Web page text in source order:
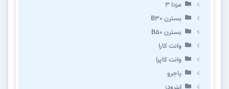
مزدا ۳
بسترن B۳۰
بسترن B۵۰
وانت کارا
وانت کاپرا
پاجرو